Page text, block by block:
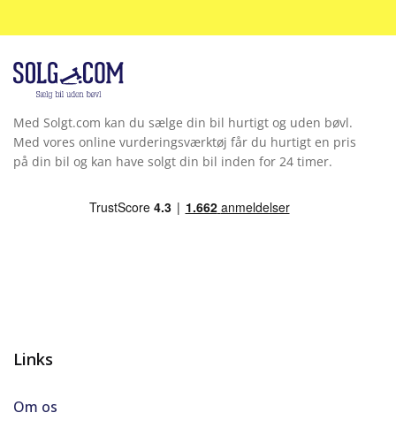
Med Solgt.com kan du sælge din bil hurtigt og uden bøvl.
Med vores online vurderingsværktøj får du hurtigt en pris
på din bil og kan have solgt din bil inden for 24 timer.
Links
Om os